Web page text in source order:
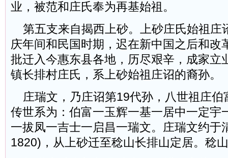
业，被范和庄氏奉为再基始祖。
第五支来自揭西上砂。上砂庄氏始祖庄
庆年间和民国时期，迟在新中国之后和改
批迁入今惠东县各地，历尽艰辛，成家立
镇长排村庄氏，系上砂始祖庄诏的裔孙。
庄瑞文，乃庄诏第19代孙，八世祖庄伯
传世系为：伯富一玉辉一基一居中一定宇
一拔凤一吉士一启昌一瑞文。庄瑞文约于
1820)，从上砂迁至稔山长排山定居。稔